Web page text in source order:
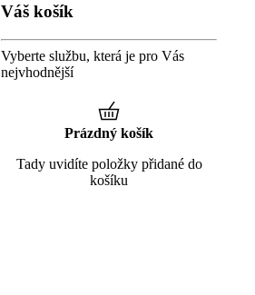
Váš košík
Vyberte službu, která je pro Vás
nejvhodnější
Prázdný košík
Tady uvidíte položky přidané do
košíku